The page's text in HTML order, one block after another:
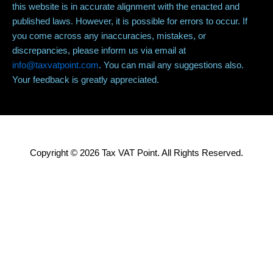
this website is in accurate alignment with the enacted and
published laws. However, it is possible for errors to occur. If
you come across any inaccuracies, mistakes, or
discrepancies, please inform us via email at
info@taxvatpoint.com. You can mail any suggestions also.
Your feedback is greatly appreciated.
Copyright © 2026 Tax VAT Point. All Rights Reserved.